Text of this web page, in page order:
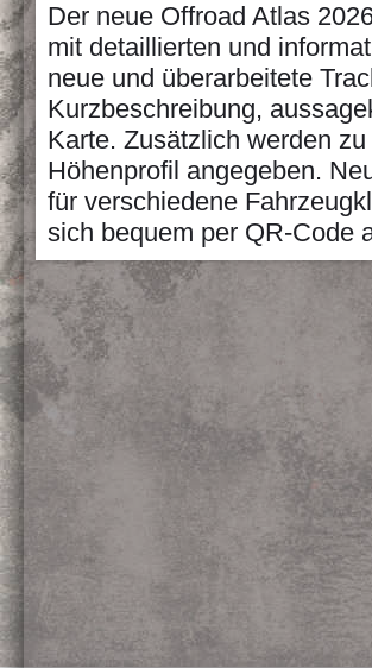
Der neue Offroad Atlas
mit detaillierten und
neue und überarbeitete
Kurzbeschreibung,
Karte. Zusätzlich werden
Höhenprofil angegeben.
für verschiedene
sich bequem per QR-Code